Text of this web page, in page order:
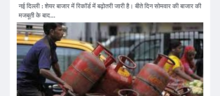
नई दिल्ली : शेयर बाजार में रिकॉर्ड में बढ़ोतरी जारी है। बीते दिन सोमवार की बाजार की
मजबूती के बाद…